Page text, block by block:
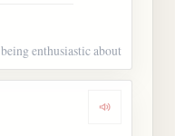
being enthusiastic about
Dengarkan